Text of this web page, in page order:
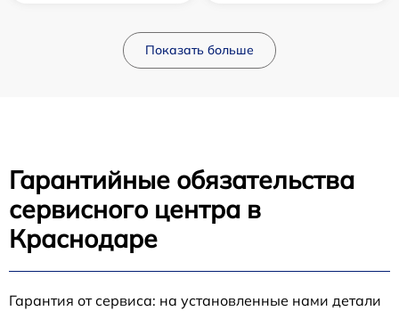
Показать больше
Гарантийные обязательства
сервисного центра в
Краснодаре
Гарантия от сервиса: на установленные нами детали